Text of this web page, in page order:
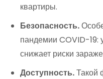
квартиры.
Безопасность.
пандемии COVID-19:
снижает риски
Доступность.Такой